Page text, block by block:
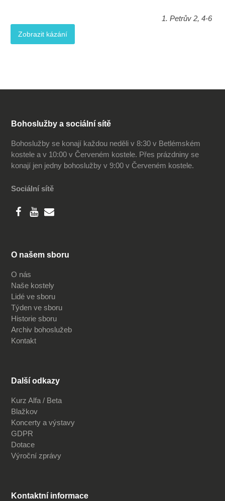
1. Petrův 2, 4-6
Zobrazit kázání
Bohoslužby a sociální sítě
Bohoslužby se konají každou neděli v 8:30 v Betlémském
kostele a v 10:00 v Červeném kostele. Přes prázdniny se
konají jen jedny bohoslužby v 9:00 v Červeném kostele.
Sociální sítě
O našem sboru
O nás
Naše kostely
Lidé ve sboru
Týden ve sboru
Historie sboru
Archiv bohoslužeb
Kontakt
Další odkazy
Kurz Alfa / Beta
Blažkov
Koncerty a výstavy
GDPR
Dotace
Výroční zprávy
Kontaktní informace